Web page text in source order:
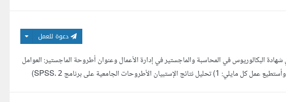
دعوة للعمل
البكالوريوس في المحاسبة والماجستير في إدارة الأعمال وعنوان أطروحة الماجستير: العوامل
المؤثرة في مستوى الإفصاحات المحاسبية عن الموارد البشرية. وأستطيع عمل كل مايلي: 1) تحليل نتائج الإستبيان الأطروحات الجامعية على برنامج SPSS. 2)